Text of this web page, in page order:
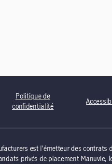
Politique de
confidentialité
est l’émetteur des contrats
privés de placement Manuvie,